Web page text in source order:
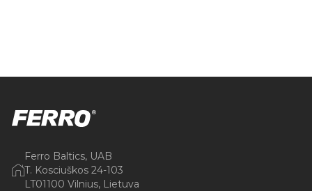
Ferro Baltics, UAB
T. Kosciuškos 24-103
LT01100 Vilnius, Lietuva